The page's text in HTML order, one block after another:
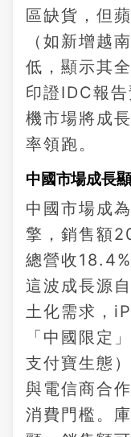
區缺貨，但
（如新增越
低，顯示其
印證IDC報
機市場將成
率領跑。
中國市場成長
中國市場成
擎，銷售額
總營收
這波成長源
土化需求，
「中國限定
支付寶生態
與電信商合
消費門檻。